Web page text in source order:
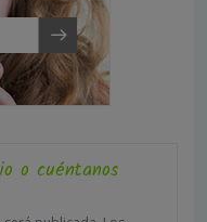
o cuéntanos